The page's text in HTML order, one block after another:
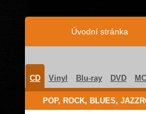
Úvodní stránka
CD Vinyl Blu-ray DVD
POP, ROCK, BLUES,